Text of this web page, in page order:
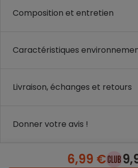
Composition et entretien
Caractéristiques
Livraison, échanges et retours
Donner votre avis !
6,99 €